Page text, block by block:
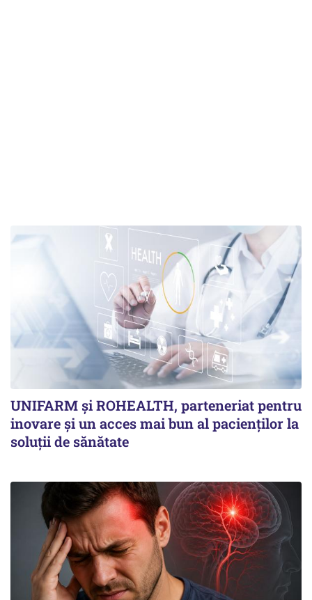
UNIFARM și ROHEALTH, parteneriat pentru
inovare și un acces mai bun al pacienților la
soluții de sănătate